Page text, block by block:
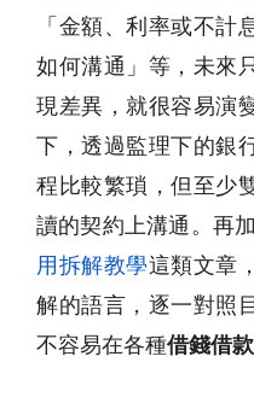
「金額、利率或不計
如何溝通」等，未來
現差異，就很容易演
下，透過監理下的銀
程比較繁瑣，但至少
讀的契約上溝通。再
用拆解教學這類文章
解的語言，逐一對照
不容易在各種借錢借